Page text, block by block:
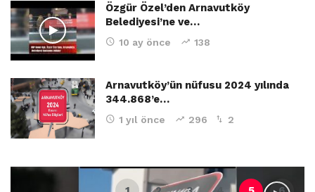
Özgür Özel’den Arnavutköy
Belediyesi’ne ve…
10 ay önce 138
Arnavutköy’ün nüfusu 2024 yılında
344.868’e…
1 yıl önce 296 2